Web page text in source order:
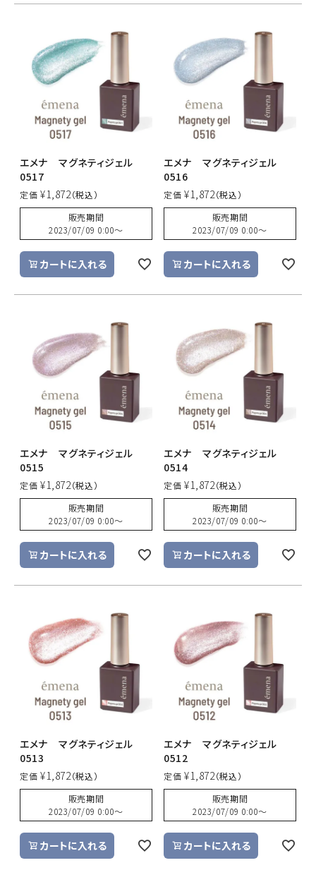
エメナ マグネティジェル
0517
定価 ¥1,872
販売期間
2023/07/09 0:00〜
カートに入れる
エメナ マグネティジェル
0516
定価 ¥1,872
販売期間
2023/07/09 0:00〜
カートに入れる
エメナ マグネティジェル
0515
定価 ¥1,872
販売期間
2023/07/09 0:00〜
カートに入れる
エメナ マグネティジェル
0514
定価 ¥1,872
販売期間
2023/07/09 0:00〜
カートに入れる
エメナ マグネティジェル
0513
定価 ¥1,872
販売期間
2023/07/09 0:00〜
カートに入れる
エメナ マグネティジェル
0512
定価 ¥1,872
販売期間
2023/07/09 0:00〜
カートに入れる